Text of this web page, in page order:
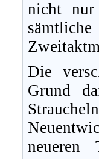
nicht
Die
Grund
neueren